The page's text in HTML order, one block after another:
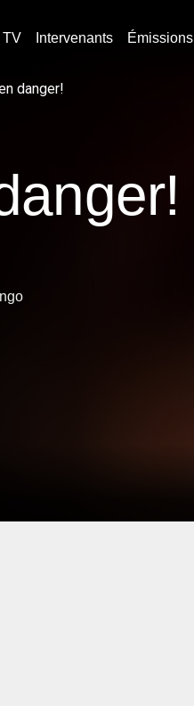
TV Intervenants Émissions
danger!